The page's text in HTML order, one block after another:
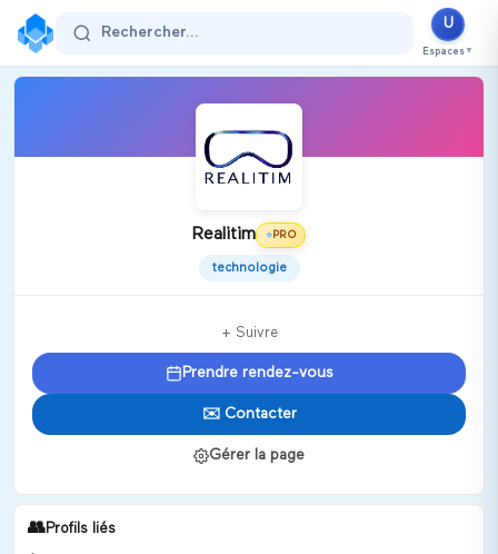
Rechercher...
U
Espaces ▼
Realitim ⭐ PRO
technologie
+ Suivre
Prendre rendez-vous
✉️ Contacter
Gérer la page
👥Profils liés